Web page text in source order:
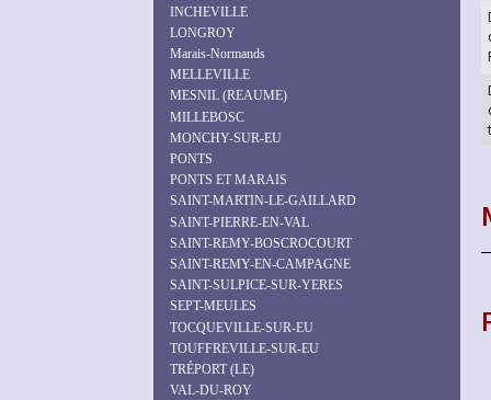
INCHEVILLE
LONGROY
Marais-Normands
MELLEVILLE
MESNIL (REAUME)
MILLEBOSC
MONCHY-SUR-EU
PONTS
PONTS ET MARAIS
SAINT-MARTIN-LE-GAILLARD
SAINT-PIERRE-EN-VAL
SAINT-REMY-BOSCROCOURT
SAINT-REMY-EN-CAMPAGNE
SAINT-SULPICE-SUR-YERES
SEPT-MEULES
TOCQUEVILLE-SUR-EU
TOUFFREVILLE-SUR-EU
TRÉPORT (LE)
VAL-DU-ROY